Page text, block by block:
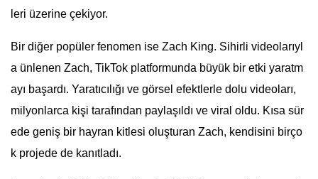
leri üzerine çekiyor.
Bir diğer popüler fenomen ise Zach King. Sihirli videolarıyl
a ünlenen Zach, TikTok platformunda büyük bir etki yaratm
ayı başardı. Yaratıcılığı ve görsel efektlerle dolu videoları,
milyonlarca kişi tarafından paylaşıldı ve viral oldu. Kısa sür
ede geniş bir hayran kitlesi oluşturan Zach, kendisini birço
k projede de kanıtladı.